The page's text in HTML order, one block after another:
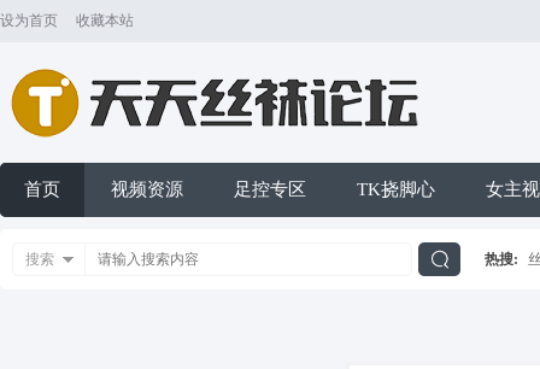
设为首页 收藏本站
首页 视频资源 足控专区 TK挠脚心 女主
搜索 热搜: